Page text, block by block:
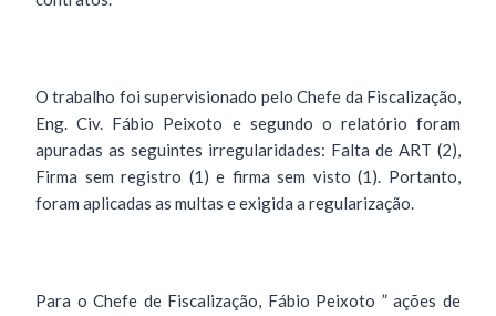
O trabalho foi supervisionado pelo Chefe da Fiscalização,
Eng. Civ. Fábio Peixoto e segundo o relatório foram
apuradas as seguintes irregularidades: Falta de ART (2),
Firma sem registro (1) e firma sem visto (1). Portanto,
foram aplicadas as multas e exigida a regularização.
Para o Chefe de Fiscalização, Fábio Peixoto ” ações de